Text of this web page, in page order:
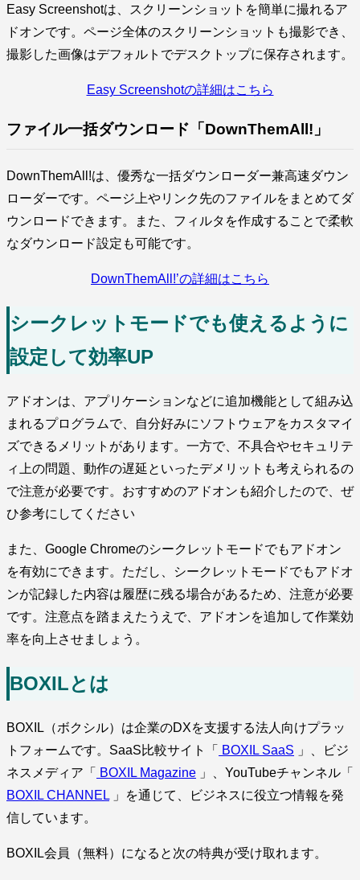
Easy Screenshotは、スクリーンショットを簡単に撮れるア
ドオンです。ページ全体のスクリーンショットも撮影でき、
撮影した画像はデフォルトでデスクトップに保存されます。
Easy Screenshotの詳細はこちら
ファイル一括ダウンロード「DownThemAll!」
DownThemAll!は、優秀な一括ダウンローダー兼高速ダウン
ローダーです。ページ上やリンク先のファイルをまとめてダ
ウンロードできます。また、フィルタを作成することで柔軟
なダウンロード設定も可能です。
DownThemAll!’の詳細はこちら
シークレットモードでも使えるように
設定して効率UP
アドオンは、アプリケーションなどに追加機能として組み込
まれるプログラムで、自分好みにソフトウェアをカスタマイ
ズできるメリットがあります。一方で、不具合やセキュリテ
ィ上の問題、動作の遅延といったデメリットも考えられるの
で注意が必要です。おすすめのアドオンも紹介したので、ぜ
ひ参考にしてください
また、Google Chromeのシークレットモードでもアドオン
を有効にできます。ただし、シークレットモードでもアドオ
ンが記録した内容は履歴に残る場合があるため、注意が必要
です。注意点を踏まえたうえで、アドオンを追加して作業効
率を向上させましょう。
BOXILとは
BOXIL（ボクシル）は企業のDXを支援する法人向けプラッ
トフォームです。SaaS比較サイト「
BOXIL SaaS 」、ビジ
ネスメディア「
BOXIL Magazine 」、YouTubeチャンネル「
BOXIL CHANNEL 」を通じて、ビジネスに役立つ情報を発
信しています。
BOXIL会員（無料）になると次の特典が受け取れます。